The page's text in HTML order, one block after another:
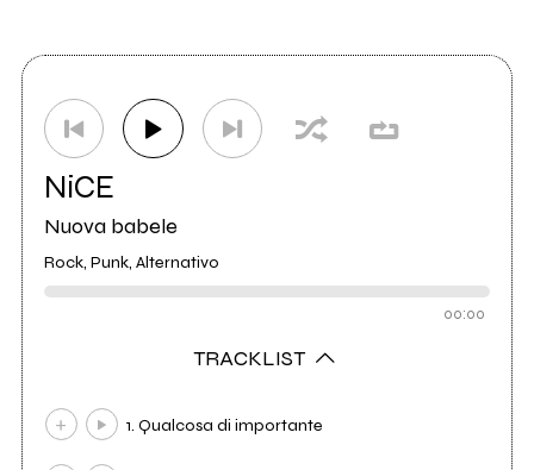
NiCE
Nuova babele
Rock, Punk, Alternativo
00:00
TRACKLIST
1. Qualcosa di importante